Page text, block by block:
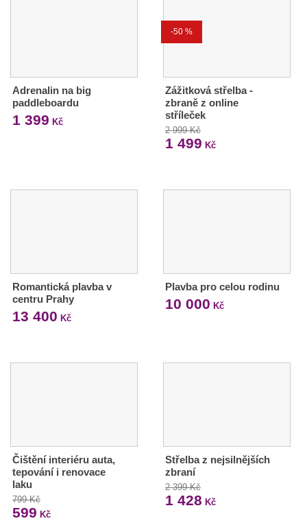
Adrenalin na big
paddleboardu
1 399 Kč
-50 %
Zážitková střelba -
zbraně z online
stříleček
2 999 Kč
1 499 Kč
Romantická plavba v
centru Prahy
13 400 Kč
Plavba pro celou rodinu
10 000 Kč
Čištění interiéru auta,
tepování i renovace
laku
799 Kč
599 Kč
Střelba z nejsilnějších
zbraní
2 399 Kč
1 428 Kč